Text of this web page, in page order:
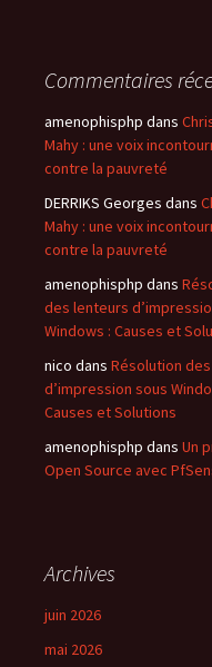
Commentaires
amenophisphp dans
Mahy : une voix
contre la pauvreté
DERRIKS Georges dans
Mahy : une voix
contre la pauvreté
amenophisphp dans
des lenteurs
Windows : Causes et
nico dans Résolution
d’impression sous
Causes et Solutions
amenophisphp dans Un
Open Source avec
Archives
juin 2026
mai 2026